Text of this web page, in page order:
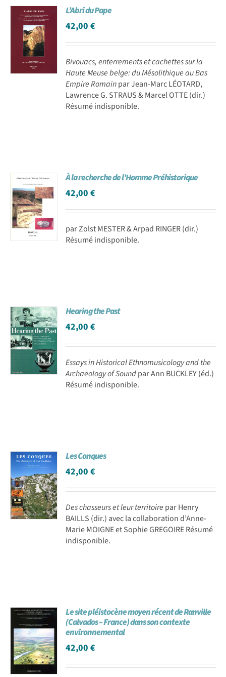
Achat en ligne
Panier WooCommerce
L’Abri du Pape
42,00€
Bivouacs, enterrements et cachettes sur la
Haute Meuse belge: du Mésolithique au Bas
Empire Romainpar Jean-Marc LÉOTARD,
Lawrence G. STRAUS & Marcel OTTE (dir.)
Résumé indisponible.
À la recherche de l’Homme Préhistorique
42,00€
par Zolst MESTER & Arpad RINGER (dir.)
Résumé indisponible.
Hearing the Past
42,00€
Essays in Historical Ethnomusicology and the
Archaeology of Soundpar Ann BUCKLEY (éd.)
Résumé indisponible.
Les Conques
42,00€
Des chasseurs et leur territoire par Henry
BAILLS (dir.) avec la collaboration d’Anne-
Marie MOIGNE et Sophie GREGOIRE Résumé
indisponible.
Le site pléistocène moyen récent de Ranville
(Calvados – France) dans son contexte
environnemental
42,00€